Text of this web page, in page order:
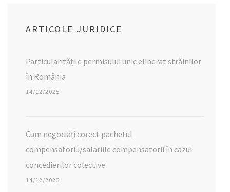
ARTICOLE JURIDICE
Particularitățile permisului unic eliberat străinilor
în România
14/12/2025
Cum negociați corect pachetul
compensatoriu/salariile compensatorii în cazul
concedierilor colective
14/12/2025